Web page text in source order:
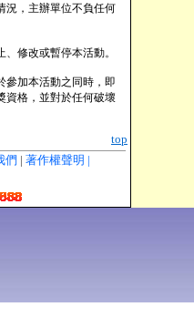
況，主辦單位不負任何
修改或暫停本活動。
參加本活動之同時，即
資格，並對於任何破壞
top
們 | 著作權聲明 |